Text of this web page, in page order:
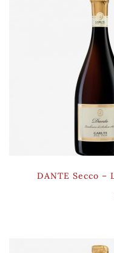
DANTE Secco –